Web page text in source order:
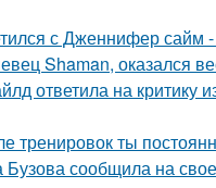
с Дженнифер сайм
Shaman, оказался
ответила на
тренировок ты
сообщила на